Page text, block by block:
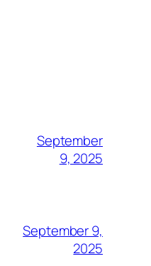
September
9, 2025
September 9,
2025